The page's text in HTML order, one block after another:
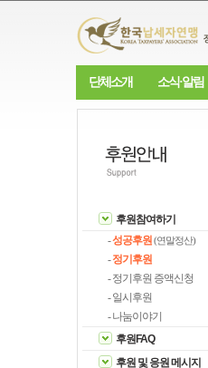
단체소개 소식·알림
후원참여하기
-성공후원(연말정산)
-정기후원
- 정기후원 증액신청
- 일시후원
- 나눔이야기
후원FAQ
후원 및 응원 메시지